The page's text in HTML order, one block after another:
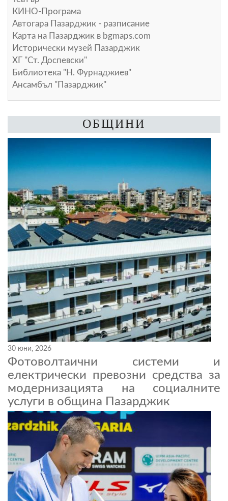
КИНО-Програма
Автогара Пазарджик - разписание
Карта на Пазарджик в bgmaps.com
Исторически музей Пазарджик
ХГ "Ст. Доспевски"
Библиотека "Н. Фурнаджиев"
Ансамбъл "Пазарджик"
ОБЩИНИ
30 юни, 2026
Фотоволтаични системи и
електрически превозни средства за
модернизацията на социалните
услуги в община Пазарджик